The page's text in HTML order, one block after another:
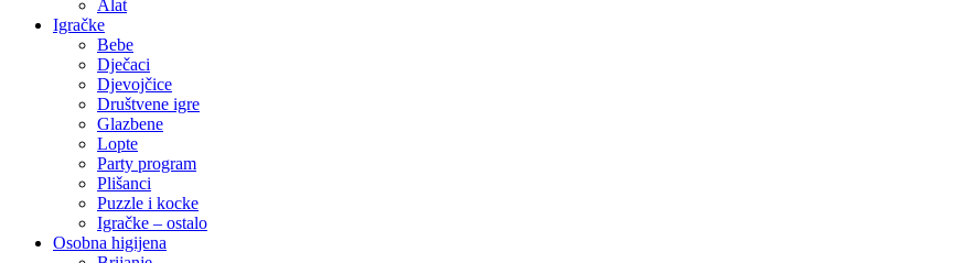
Alat
Igračke
Bebe
Dječaci
Djevojčice
Društvene igre
Glazbene
Lopte
Party program
Plišanci
Puzzle i kocke
Igračke – ostalo
Osobna higijena